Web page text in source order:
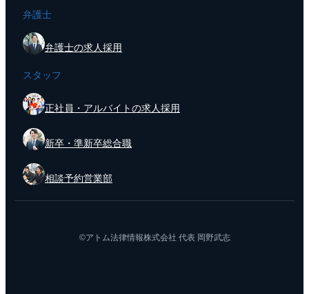
弁護士
弁護士の求人採用
スタッフ
正社員・アルバイトの求人採用
新卒・準新卒総合職
相談予約営業部
©アトム法律情報株式会社 代表 岡野武志